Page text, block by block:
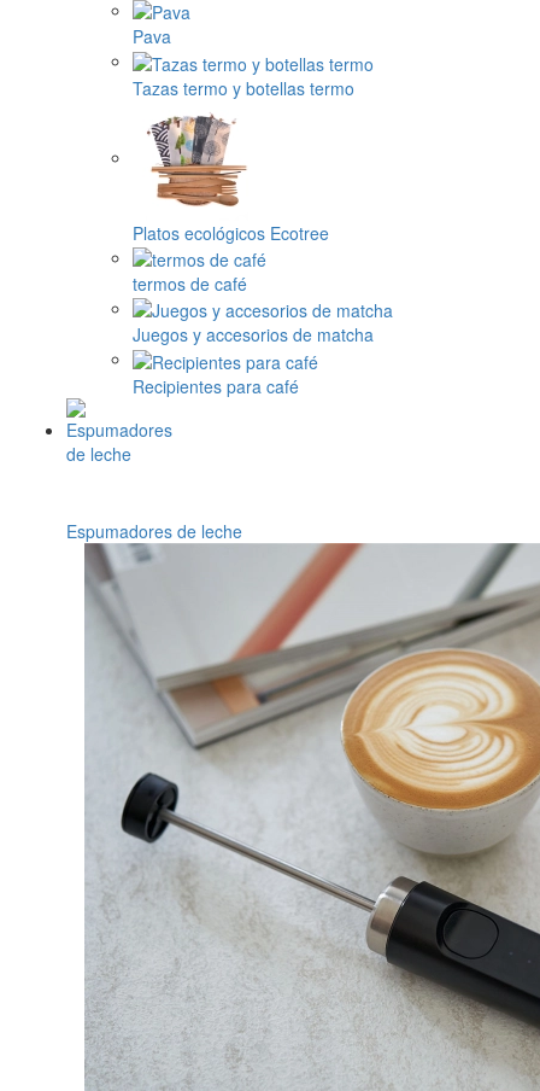
Pava
Tazas termo y botellas termo
Platos ecológicos Ecotree
termos de café
Juegos y accesorios de matcha
Recipientes para café
Espumadores de leche